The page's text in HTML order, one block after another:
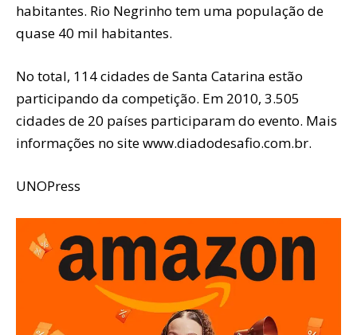
habitantes. Rio Negrinho tem uma população de
quase 40 mil habitantes.
No total, 114 cidades de Santa Catarina estão
participando da competição. Em 2010, 3.505
cidades de 20 países participaram do evento. Mais
informações no site www.diadodesafio.com.br.
UNOPress